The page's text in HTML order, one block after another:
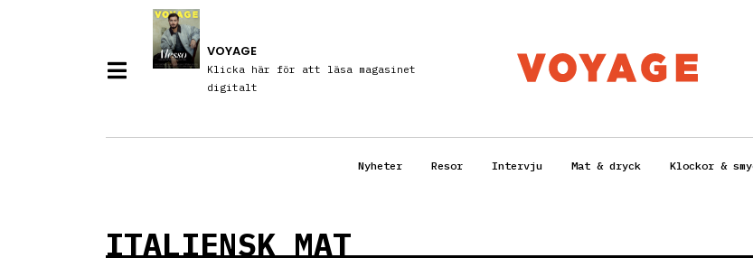
VOYAGE
Klicka här för att läsa magasinet
digitalt
Nyheter Resor Intervju Mat & dryck Klockor &
ITALIENSK MAT